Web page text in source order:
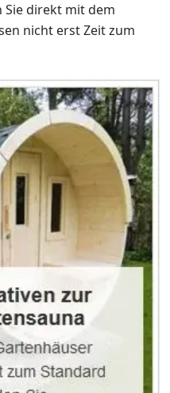
Sie direkt mit dem
nicht erst Zeit zum